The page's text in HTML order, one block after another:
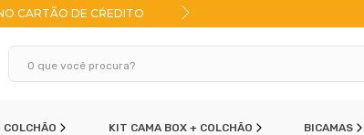
10% DE DESCONTO NO PIX
KIT CAMA BOX + COLCHÃO BICAMAS